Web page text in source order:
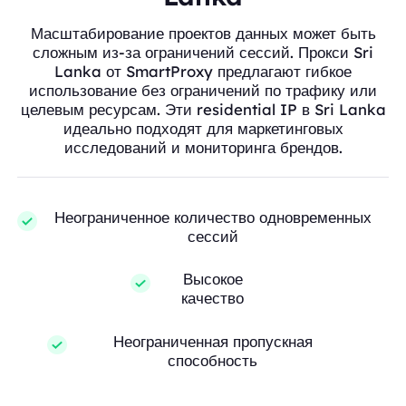
Масштабирование проектов данных может быть
сложным из-за ограничений сессий. Прокси Sri
Lanka от SmartProxy предлагают гибкое
использование без ограничений по трафику или
целевым ресурсам. Эти residential IP в Sri Lanka
идеально подходят для маркетинговых
исследований и мониторинга брендов.
Неограниченное количество одновременных
сессий
Высокое
качество
Неограниченная пропускная
способность